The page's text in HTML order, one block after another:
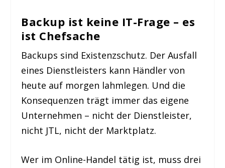
Backup ist keine IT-Frage – es
ist Chefsache
Backups sind Existenzschutz. Der Ausfall
eines Dienstleisters kann Händler von
heute auf morgen lahmlegen. Und die
Konsequenzen trägt immer das eigene
Unternehmen – nicht der Dienstleister,
nicht JTL, nicht der Marktplatz.
Wer im Online-Handel tätig ist, muss drei